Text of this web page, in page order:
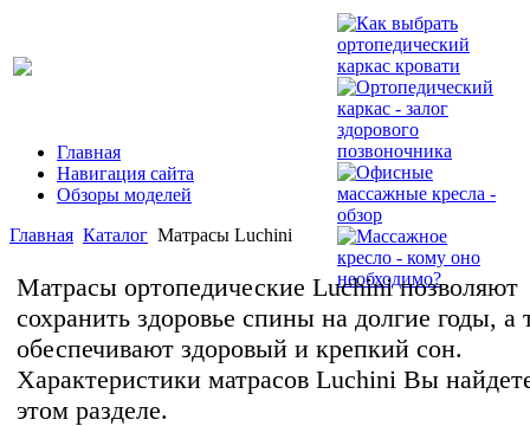
Главная
Навигация сайта
Обзоры моделей
Главная Каталог Матрасы Luchini
Матрасы ортопедические Luchini позволяют
сохранить здоровье спины на долгие годы, а
обеспечивают здоровый и крепкий сон.
Характеристики матрасов Luchini Вы
этом разделе.